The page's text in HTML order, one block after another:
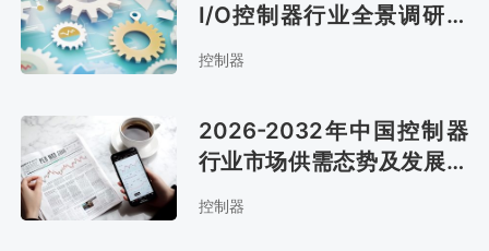
I/O控制器行业全景调研及
市场全景评估报告
控制器
2026-2032年中国控制器
行业市场供需态势及发展战
略咨询报告
控制器